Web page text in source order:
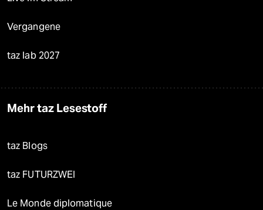
Vergangene
taz lab 2027
Mehr taz Lesestoff
taz Blogs
taz FUTURZWEI
Le Monde diplomatique